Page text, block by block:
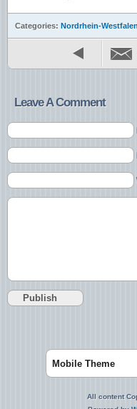
Categories: Nordrhein-Westfalen
Leave A Comment
Mobile Theme
All content